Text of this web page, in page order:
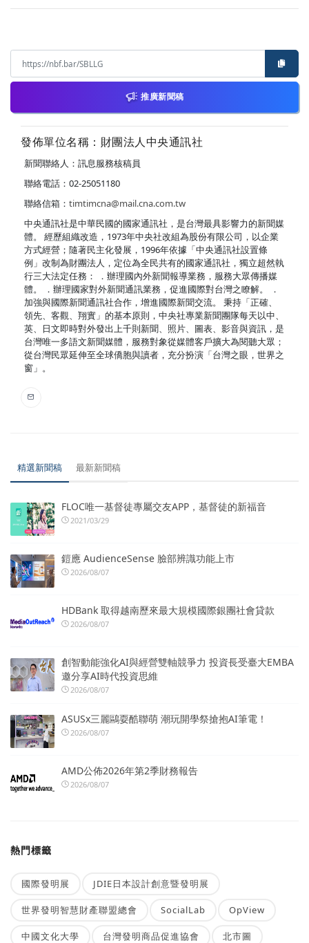
推廣新聞稿
發佈單位名稱：財團法人中央通訊社
新聞聯絡人：訊息服務核稿員
聯絡電話：02-25051180
聯絡信箱： timtimcna@mail.cna.com.tw
中央通訊社是中華民國的國家通訊社，是台灣最具影響力的新聞媒
體。 經歷組織改造，1973年中央社改組為股份有限公司，以企業
方式經營；隨著民主化發展，1996年依據「中央通訊社設置條
例」改制為財團法人，定位為全民共有的國家通訊社，獨立超然執
行三大法定任務： ．辦理國內外新聞報導業務，服務大眾傳播媒
體。 ．辦理國家對外新聞通訊業務，促進國際對台灣之瞭解。 ．
加強與國際新聞通訊社合作，增進國際新聞交流。 秉持「正確、
領先、客觀、翔實」的基本原則，中央社專業新聞團隊每天以中、
英、日文即時對外發出上千則新聞、照片、圖表、影音與資訊，是
台灣唯一多語文新聞媒體，服務對象從媒體客戶擴大為閱聽大眾；
從台灣民眾延伸至全球僑胞與讀者，充分扮演「台灣之眼，世界之
窗」。
精選新聞稿 最新新聞稿
FLOC唯一基督徒專屬交友APP，基督徒的新福音
2021/03/29
鎧應 AudienceSense 臉部辨識功能上市
2026/08/07
HDBank 取得越南歷來最大規模國際銀團社會貸款
2026/08/07
創智動能強化AI與經營雙軸競爭力 投資長受臺大EMBA
邀分享AI時代投資思維
2026/08/07
ASUSx三麗鷗耍酷聯萌 潮玩開學祭搶抱AI筆電！
2026/08/07
AMD公佈2026年第2季財務報告
2026/08/07
熱門標籤
國際發明展 JDIE日本設計創意暨發明展
世界發明智慧財產聯盟總會 SocialLab OpView
中國文化大學 台灣發明商品促進協會 北市圖